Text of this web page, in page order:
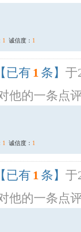
1 诚信度： 1
【已有 1 条】 于
他的一条点
1 诚信度： 1
【已有 1 条】 于
他的一条点